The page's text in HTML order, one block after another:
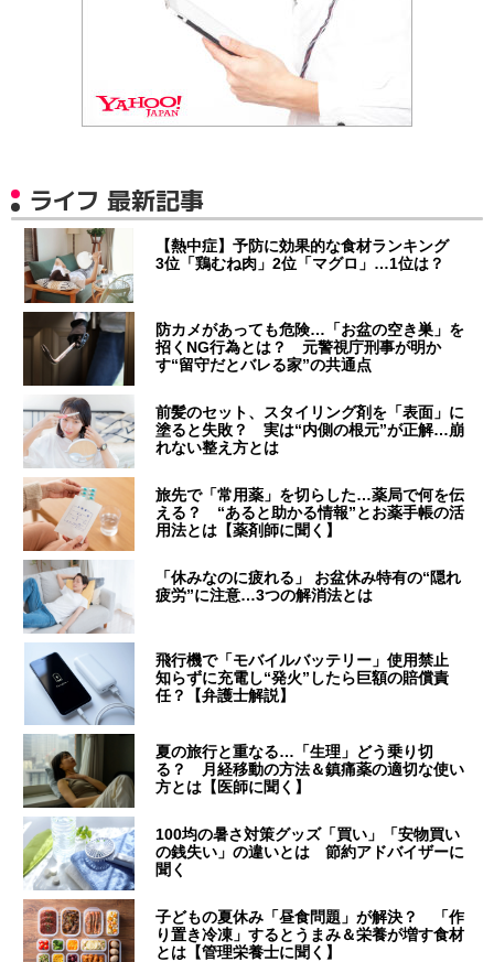
ライフ 最新記事
【熱中症】予防に効果的な食材ランキング
3位「鶏むね肉」2位「マグロ」…1位は？
防カメがあっても危険…「お盆の空き巣」を
招くNG行為とは？ 元警視庁刑事が明か
す“留守だとバレる家”の共通点
前髪のセット、スタイリング剤を「表面」に
塗ると失敗？ 実は“内側の根元”が正解…崩
れない整え方とは
旅先で「常用薬」を切らした…薬局で何を伝
える？ “あると助かる情報”とお薬手帳の活
用法とは【薬剤師に聞く】
「休みなのに疲れる」 お盆休み特有の“隠れ
疲労”に注意…3つの解消法とは
飛行機で「モバイルバッテリー」使用禁止
知らずに充電し“発火”したら巨額の賠償責
任？【弁護士解説】
夏の旅行と重なる…「生理」どう乗り切
る？ 月経移動の方法＆鎮痛薬の適切な使い
方とは【医師に聞く】
100均の暑さ対策グッズ「買い」「安物買い
の銭失い」の違いとは 節約アドバイザーに
聞く
子どもの夏休み「昼食問題」が解決？ 「作
り置き冷凍」するとうまみ＆栄養が増す食材
とは【管理栄養士に聞く】